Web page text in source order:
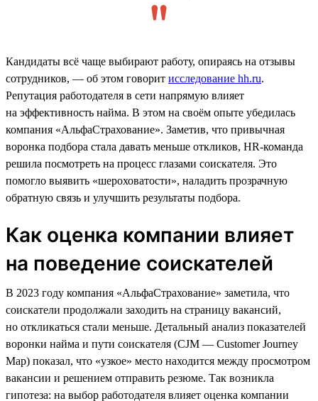
Кандидаты всё чаще выбирают работу, опираясь на отзывы
сотрудников, — об этом говорит исследование hh.ru.
Репутация работодателя в сети напрямую влияет
на эффективность найма. В этом на своём опыте убедилась
компания «АльфаСтрахование». Заметив, что привычная
воронка подбора стала давать меньше откликов, HR-команда
решила посмотреть на процесс глазами соискателя. Это
помогло выявить «шероховатости», наладить прозрачную
обратную связь и улучшить результаты подбора.
Как оценка компании влияет
на поведение соискателей
В 2023 году компания «АльфаСтрахование» заметила, что
соискатели продолжали заходить на страницу вакансий,
но откликаться стали меньше. Детальный анализ показателей
воронки найма и пути соискателя (CJM — Customer Journey
Map) показал, что «узкое» место находится между просмотром
вакансии и решением отправить резюме. Так возникла
гипотеза: на выбор работодателя влияет оценка компании